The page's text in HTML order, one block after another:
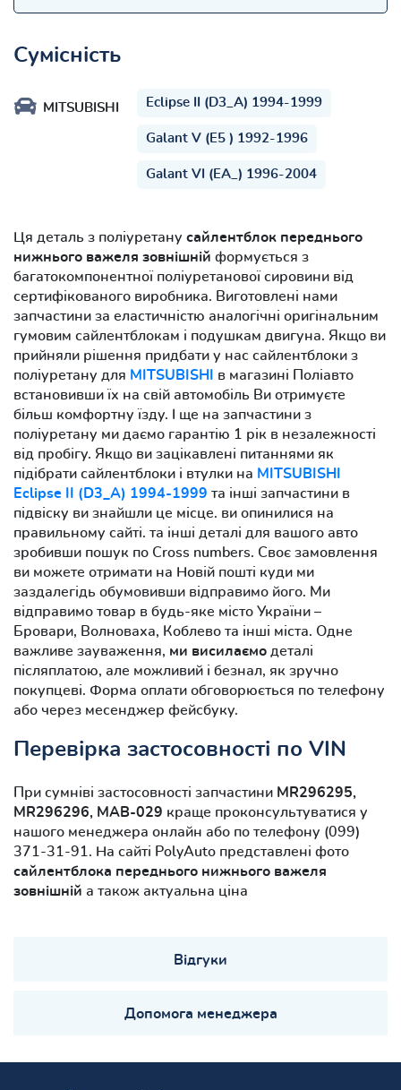
Сумісність
MITSUBISHI Eclipse II (D3_A) 1994-1999
Galant V (E5 ) 1992-1996
Galant VI (EA_) 1996-2004
Ця деталь з поліуретану сайлентблок переднього
нижнього важеля зовнішній формується з
багатокомпонентної поліуретанової сировини від
сертифікованого виробника. Виготовлені нами
запчастини за еластичністю аналогічні оригінальним
гумовим сайлентблокам і подушкам двигуна. Якщо ви
прийняли рішення придбати у нас сайлентблоки з
поліуретану для MITSUBISHI
в магазині Поліавто
встановивши їх на свій автомобіль Ви отримуєте
більш комфортну їзду. І ще на запчастини з
поліуретану ми даємо гарантію 1 рік в незалежності
від пробігу. Якщо ви зацікавлені питаннями як
підібрати сайлентблоки і втулки на MITSUBISHI
Eclipse II (D3_A) 1994-1999 та інші запчастини в
підвіску ви знайшли це місце. ви опинилися на
правильному сайті. та інші деталі для вашого авто
зробивши пошук по Cross numbers. Своє замовлення
ви можете отримати на Новій пошті куди ми
заздалегідь обумовивши відправимо його. Ми
відправимо товар в будь-яке місто України –
Бровари, Волноваха, Коблево та інші міста. Одне
важливе зауваження, ми висилаємо деталі
післяплатою, але можливий і безнал, як зручно
покупцеві. Форма оплати обговорюється по телефону
або через месенджер фейсбуку.
Перевірка застосовності по VIN
При сумніві застосовності запчастини MR296295,
MR296296, MAB-029 краще проконсультуватися у
нашого менеджера онлайн або по телефону (099)
371-31-91. На сайті PolyAuto представлені фото
сайлентблока переднього нижнього важеля
зовнішній а також актуальна ціна
Відгуки
Допомога менеджера